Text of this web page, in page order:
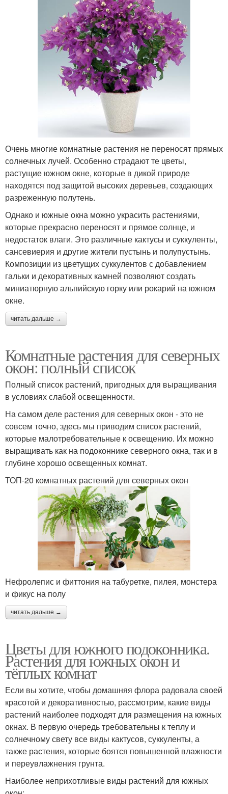
Очень многие комнатные растения не переносят прямых
солнечных лучей. Особенно страдают те цветы,
растущие южном окне, которые в дикой природе
находятся под защитой высоких деревьев, создающих
разреженную полутень.
Однако и южные окна можно украсить растениями,
которые прекрасно переносят и прямое солнце, и
недостаток влаги. Это различные кактусы и суккуленты,
сансевиерия и другие жители пустынь и полупустынь.
Композиции из цветущих суккулентов с добавлением
гальки и декоративных камней позволяют создать
миниатюрную альпийскую горку или рокарий на южном
окне.
читать дальше →
Комнатные растения для северных
окон: полный список
Полный список растений, пригодных для выращивания
в условиях слабой освещенности.
На самом деле растения для северных окон - это не
совсем точно, здесь мы приводим список растений,
которые малотребовательные к освещению. Их можно
выращивать как на подоконнике северного окна, так и в
глубине хорошо освещенных комнат.
ТОП-20 комнатных растений для северных окон
Нефролепис и фиттония на табуретке, пилея, монстера
и фикус на полу
читать дальше →
Цветы для южного подоконника.
Растения для южных окон и
тёплых комнат
Если вы хотите, чтобы домашняя флора радовала своей
красотой и декоративностью, рассмотрим, какие виды
растений наиболее подходят для размещения на южных
окнах. В первую очередь требовательны к теплу и
солнечному свету все виды кактусов, суккуленты, а
также растения, которые боятся повышенной влажности
и переувлажнения грунта.
Наиболее неприхотливые виды растений для южных